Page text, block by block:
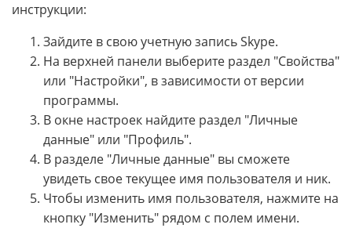
инструкции:
Зайдите в свою учетную запись Skype.
На верхней панели выберите раздел "Свойства"
или "Настройки", в зависимости от версии
программы.
В окне настроек найдите раздел "Личные
данные" или "Профиль".
В разделе "Личные данные" вы сможете
увидеть свое текущее имя пользователя и ник.
Чтобы изменить имя пользователя, нажмите на
кнопку "Изменить" рядом с полем имени.